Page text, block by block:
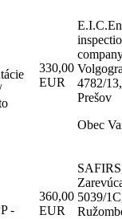
330,00
EUR
4782/
Prešov
Obec
-
360,00
EUR
5039/